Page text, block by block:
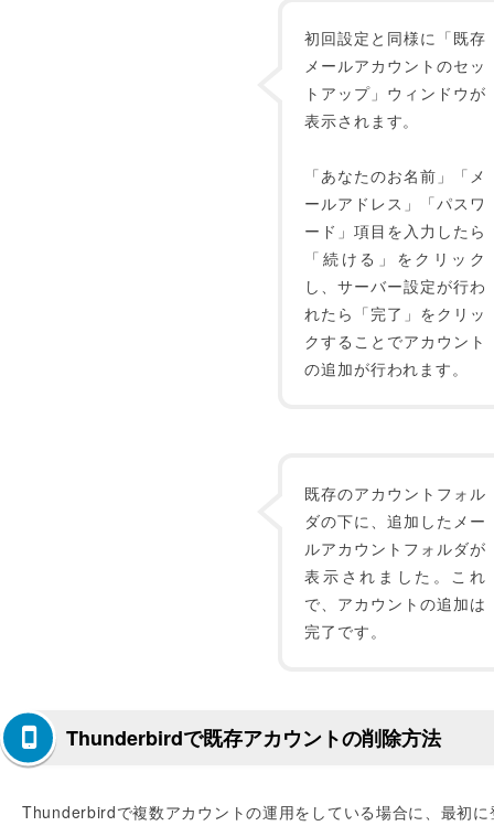
初回設定と同様に「既存
メールアカウントのセッ
トアップ」ウィンドウが
表示されます。
「あなたのお名前」「メ
ールアドレス」「パスワ
ード」項目を入力したら
「続ける」をクリック
し、サーバー設定が行わ
れたら「完了」をクリッ
クすることでアカウント
の追加が行われます。
既存のアカウントフォル
ダの下に、追加したメー
ルアカウントフォルダが
表示されました。これ
で、アカウントの追加は
完了です。
Thunderbirdで既存アカウントの削除方法
Thunderbirdで複数アカウントの運用をしている場合に、最初に